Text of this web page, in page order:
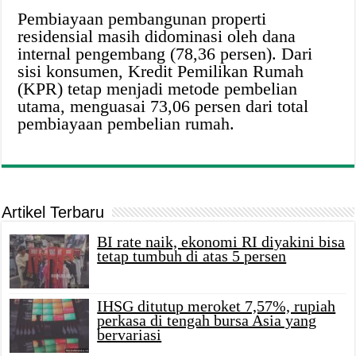
Pembiayaan pembangunan properti
residensial masih didominasi oleh dana
internal pengembang (78,36 persen). Dari
sisi konsumen, Kredit Pemilikan Rumah
(KPR) tetap menjadi metode pembelian
utama, menguasai 73,06 persen dari total
pembiayaan pembelian rumah.
Artikel Terbaru
BI rate naik, ekonomi RI diyakini bisa
tetap tumbuh di atas 5 persen
IHSG ditutup meroket 7,57%, rupiah
perkasa di tengah bursa Asia yang
bervariasi